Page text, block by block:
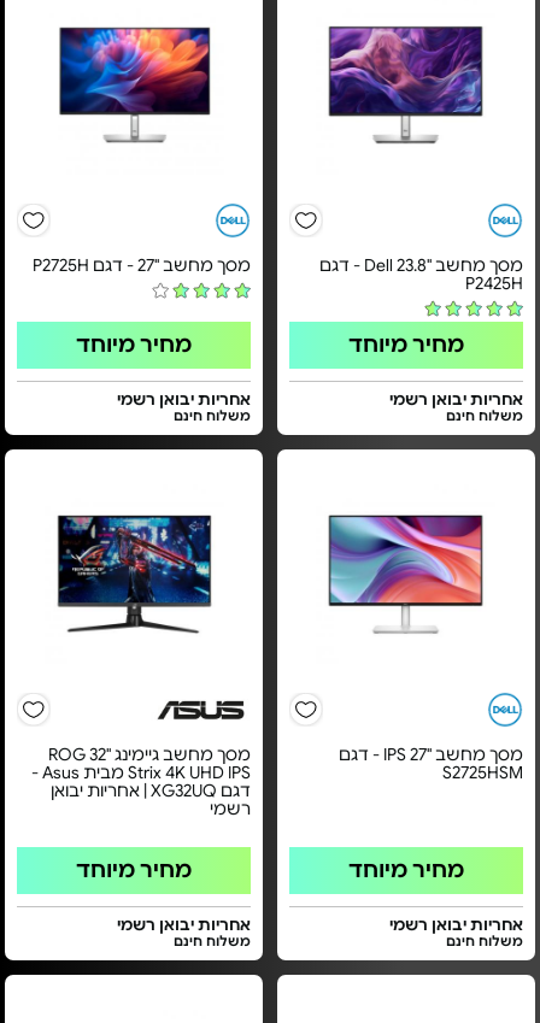
מסך מחשב "23.8 Dell - דגם
P2425H
מחיר מיוחד
אחריות יבואן רשמי
משלוח חינם
מסך מחשב "27 - דגם P2725H
מחיר מיוחד
אחריות יבואן רשמי
משלוח חינם
מסך מחשב "27 IPS - דגם
S2725HSM
מחיר מיוחד
אחריות יבואן רשמי
משלוח חינם
מסך מחשב גיימינג ''32 ROG
Strix 4K UHD IPS מבית Asus -
דגם XG32UQ | אחריות יבואן
רשמי
מחיר מיוחד
אחריות יבואן רשמי
משלוח חינם